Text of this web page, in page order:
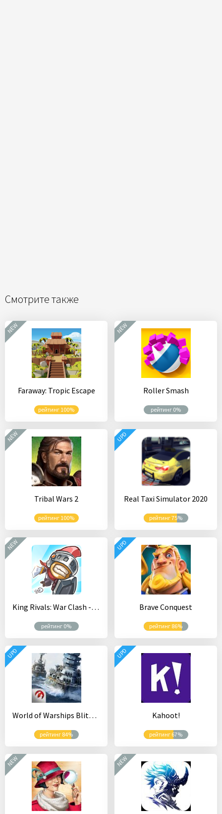
Смотрите также
Faraway: Tropic Escape
рейтинг 100%
NEW
Roller Smash
рейтинг 0%
NEW
Tribal Wars 2
рейтинг 100%
NEW
Real Taxi Simulator 2020
рейтинг 75%
UPD
King Rivals: War Clash - PvP-стратегия
рейтинг 0%
NEW
Brave Conquest
рейтинг 86%
UPD
World of Warships Blitz: морской ММОРПГ PvP шутер
рейтинг 84%
UPD
Kahoot!
рейтинг 67%
UPD
NEW NEW